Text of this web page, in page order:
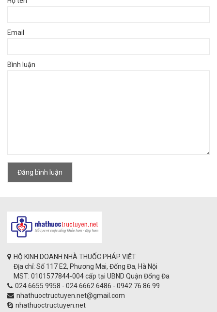
Email
Bình luận
Đăng bình luận
HỘ KINH DOANH NHÀ THUỐC PHÁP VIỆT
Địa chỉ: Số 117 E2, Phương Mai, Đống Đa, Hà Nội
MST: 0101577844-004 cấp tại UBND Quận Đống Đa
024.6655.9958 - 024.6662.6486 - 0942.76.86.99
nhathuoctructuyen.net@gmail.com
nhathuoctructuyen.net